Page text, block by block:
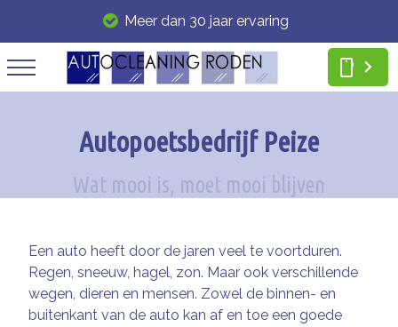
smartphone
Meer dan 30 jaar ervaring
Autopoetsbedrijf Peize
Een auto heeft door de jaren veel te voortduren.
Regen, sneeuw, hagel, zon. Maar ook verschillende
wegen, dieren en mensen. Zowel de binnen- en
buitenkant van de auto kan af en toe een goede